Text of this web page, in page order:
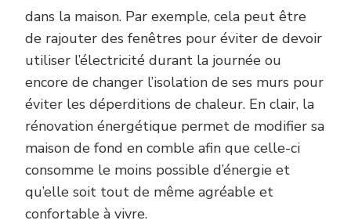
dans la maison. Par exemple, cela peut être
de rajouter des fenêtres pour éviter de devoir
utiliser l’électricité durant la journée ou
encore de changer l’isolation de ses murs pour
éviter les déperditions de chaleur. En clair, la
rénovation énergétique permet de modifier sa
maison de fond en comble afin que celle-ci
consomme le moins possible d’énergie et
qu’elle soit tout de même agréable et
confortable à vivre.